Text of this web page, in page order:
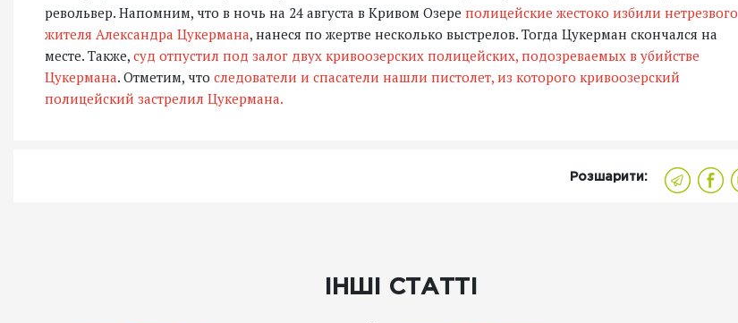
револьвер. Напомним, что в ночь на 24 августа в Кривом Озере полицейские жестоко избили нетрезвого
жителя Александра Цукермана, нанеся по жертве несколько выстрелов. Тогда Цукерман скончался на
месте. Также, суд отпустил под залог двух кривоозерских полицейских, подозреваемых в убийстве
Цукермана. Отметим, что следователи и спасатели нашли пистолет, из которого кривоозерский
полицейский застрелил Цукермана.
Розшарити:
ІНШІ СТАТТІ